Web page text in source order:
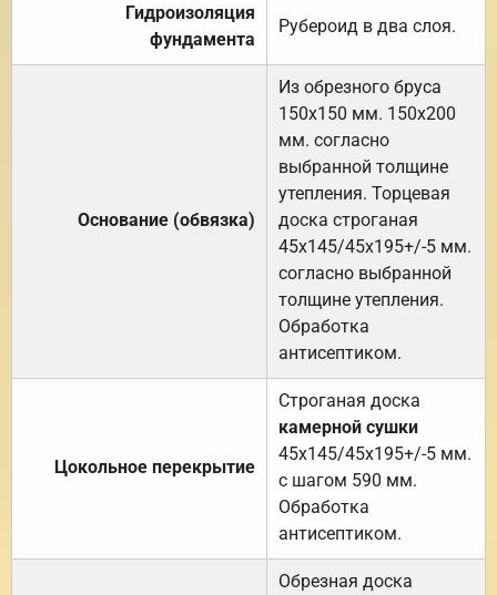
Гидроизоляция
фундамента
Рубероид в два слоя.
Основание (обвязка)
Из обрезного бруса
150х150 мм. 150х200
мм. согласно
выбранной толщине
утепления. Торцевая
доска строганая
45х145/45х195+/-5 мм.
согласно выбранной
толщине утепления.
Обработка
антисептиком.
Цокольное перекрытие
Строганая доска
камерной сушки
45х145/45х195+/-5 мм.
с шагом 590 мм.
Обработка
антисептиком.
Обрезная доска